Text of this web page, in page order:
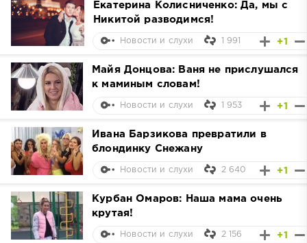
Екатерина Колисниченко: Да, мы с
Никитой разводимся!
+1
Новости и слухи 1 991
Майя Донцова: Ваня не прислушался
к маминым словам!
+1
Новости и слухи 1 953
Ивана Барзикова превратили в
блондинку Снежану
+1
Новости и слухи 2 640
Курбан Омаров: Наша мама очень
крутая!
+1
Новости и слухи 2 156